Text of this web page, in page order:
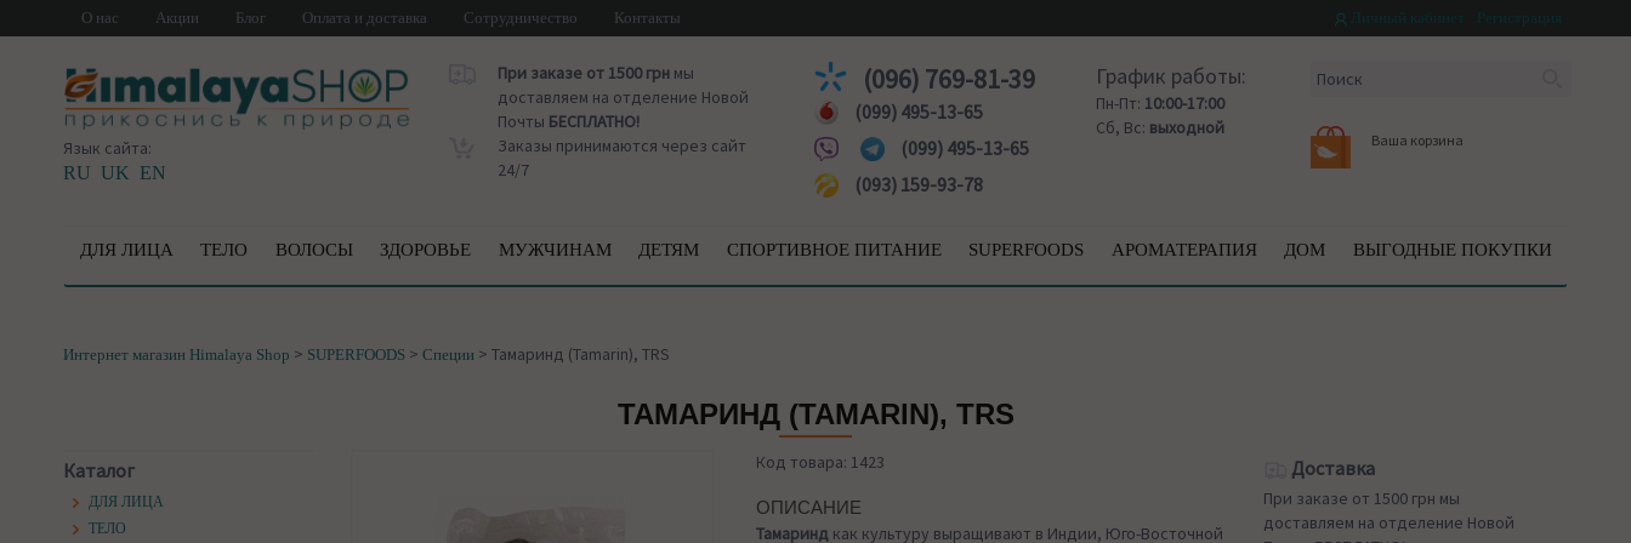
О нас Акции Блог Оплата и доставка Сотрудничество Контакты
Язык сайта:
RU UK EN
При заказе от 1500 грнмы
доставляем на отделение Новой
Почты БЕСПЛАТНО!
Заказы принимаются через сайт
24/7
(096) 769-81-39
(099) 495-13-65
(099) 495-13-65
(093) 159-93-78
График работы:
Пн-Пт: 10:00-17:00
Сб, Вс: выходной
Ваша корзина
ДЛЯ ЛИЦА ТЕЛО ВОЛОСЫ ЗДОРОВЬЕ МУЖЧИНАМ ДЕТЯМ СПОРТИВНОЕ ПИТАНИЕ SUPERFOODS АРОМАТЕРАПИЯ ДОМ ВЫГОДНЫЕ ПОКУПКИ
Интернет магазин Himalaya Shop > SUPERFOODS > Специи > Тамаринд (Tamarin), TRS
ТАМАРИНД (TAMARIN), TRS
Каталог
ДЛЯ ЛИЦА
ТЕЛО
Код товара: 1423
ОПИСАНИЕ
Тамаринд как культуру выращивают в Индии, Юго-Восточной
Доставка
При заказе от 1500 грн мы
доставляем на отделение Новой